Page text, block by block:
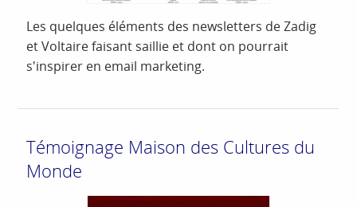
Les quelques éléments des newsletters de Zadig
et Voltaire faisant saillie et dont on pourrait
s'inspirer en email marketing.
Témoignage Maison des Cultures du
Monde